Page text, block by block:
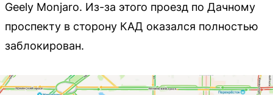
Geely Monjaro. Из-за этого проезд по Дачному
проспекту в сторону КАД оказался полностью
заблокирован.